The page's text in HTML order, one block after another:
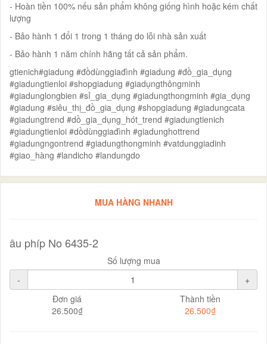
- Hoàn tiền 100% nếu sản phẩm không giống hình hoặc kém chất
lượng
- Bảo hành 1 đổi 1 trong 1 tháng do lỗi nhà sản xuất
- Bảo hành 1 năm chính hãng tất cả sản phẩm.
gtienich#giadung #đồdùnggiađình #giadung #đồ_gia_dụng
#giadungtienloi #shopgiadung #giadụngthôngminh
#giadunglongbien #sỉ_gia_dụng #giadungthongminh #gia_dụng
#giadung #siêu_thị_đồ_gia_dụng #shopgiadung #giadungcata
#giadungtrend #dồ_gia_dụng_hót_trend #giadungtienich
#giadungtienloi #dồdùnggiađình #giadunghottrend
#giadungngontrend #giadungthongminh #vatdunggiadinh
#giao_hàng #landicho #landungdo
MUA HÀNG NHANH
âu phíp No 6435-2
Số lượng mua
-
+
Đơn giá
26.500₫
Thành tiền
26.500₫